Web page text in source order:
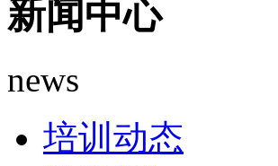
新闻中心
news
培训动态